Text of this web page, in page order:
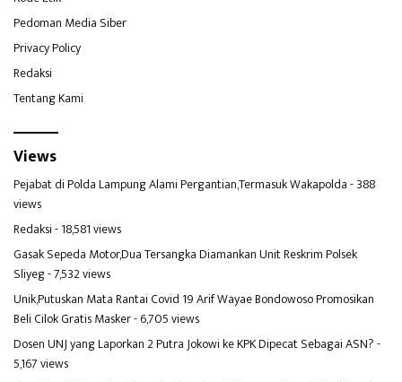
Pedoman Media Siber
Privacy Policy
Redaksi
Tentang Kami
Views
Pejabat di Polda Lampung Alami Pergantian,Termasuk Wakapolda- 388
views
Redaksi- 18,581 views
Gasak Sepeda Motor,Dua Tersangka Diamankan Unit Reskrim Polsek
Sliyeg- 7,532 views
Unik,Putuskan Mata Rantai Covid 19 Arif Wayae Bondowoso Promosikan
Beli Cilok Gratis Masker- 6,705 views
Dosen UNJ yang Laporkan 2 Putra Jokowi ke KPK Dipecat Sebagai ASN?-
5,167 views